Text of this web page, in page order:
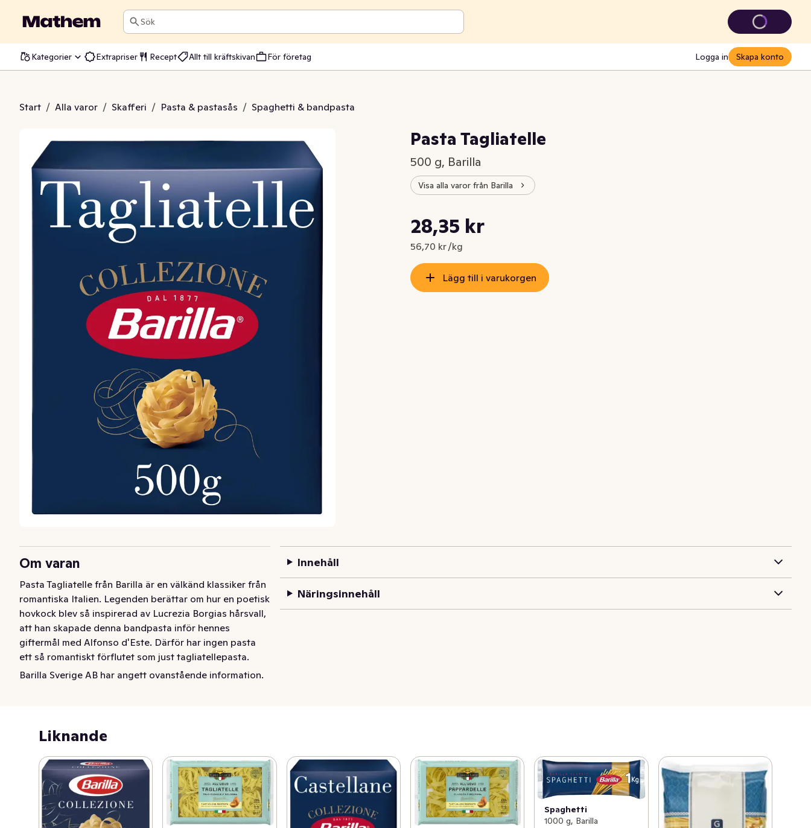
Sök
Kategorier Extrapriser Recept Allt till kräftskivan För företag Logga in Skapa konto
Start / Alla varor / Skafferi / Pasta & pastasås / Spaghetti & bandpasta
Tagliatelle
Pasta Tagliatelle
500 g, Barilla
Visa alla varor från Barilla
Nuvarande pris är: 28,35 kr
28,35 kr
56,70 kr /kg
Styckpris: 56,70 kr /kg
Lägg till i varukorgen
Om varan
Pasta Tagliatelle från Barilla är en välkänd klassiker från
romantiska Italien. Legenden berättar om hur en poetisk
hovkock blev så inspirerad av Lucrezia Borgias hårsvall,
att han skapade denna bandpasta inför hennes
giftermål med Alfonso d'Este. Därför har ingen pasta
ett så romantiskt förflutet som just tagliatellepasta.
Tagliatelle är en platt och tunn pasta gjord på
romantiska Italien. Legenden berättar om hur en poetisk
att han skapade denna bandpasta inför hennes
giftermål med Alfonso d'Este. Därför har ingen pasta
ett så romantiskt förflutet som just tagliatellepasta.
Tagliatelle är en platt och tunn pasta gjord på
durumvete. Det är en lång pasta som passar till de
Barilla Sverige AB har angett ovanstående information.
Innehåll
Näringsinnehåll
Liknande
Spaghetti
1000 g, Barilla